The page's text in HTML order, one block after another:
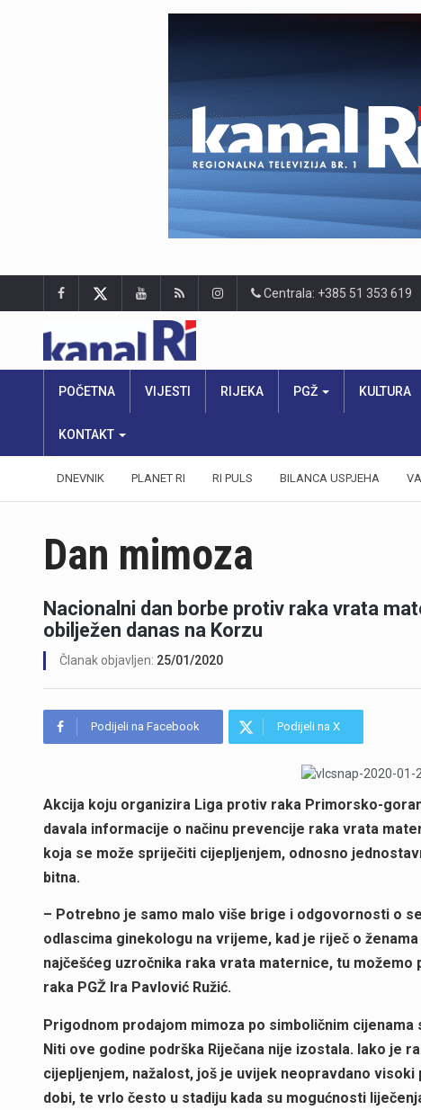
Centrala: +385 51 353 619
POČETNA VIJESTI RIJEKA PGŽ KULTURA
KONTAKT
DNEVNIK PLANET RI RI PULS BILANCA USPJEHA
Dan mimoza
Nacionalni dan borbe protiv raka vrata
obilježen danas na Korzu
Članak objavljen: 25/01/2020
Podijeli na Facebook Podijeli na X
Akcija koju organizira Liga protiv raka Primorsko-
davala informacije o načinu prevencije raka vrata
koja se može spriječiti cijepljenjem, odnosno
bitna.
– Potrebno je samo malo više brige i odgovornosti o
odlascima ginekologu na vrijeme, kad je riječ o
najčešćeg uzročnika raka vrata maternice, tu
raka PGŽ Ira Pavlović Ružić.
Prigodnom prodajom mimoza po simboličnim
Niti ove godine podrška Riječana nije izostala. Iako je
cijepljenjem, nažalost, još je uvijek neopravdano
dobi, te vrlo često u stadiju kada su mogućnosti